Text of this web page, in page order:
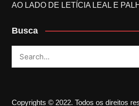
AO LADO DE LETÍCIA LEAL E
Busca
Copyrights © 2022. Todos os direitos